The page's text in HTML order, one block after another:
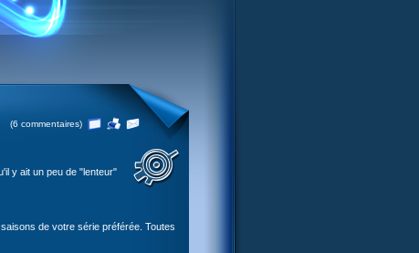
(6 commentaires)
y ait un peu de "lenteur"
de votre série préférée. Toutes